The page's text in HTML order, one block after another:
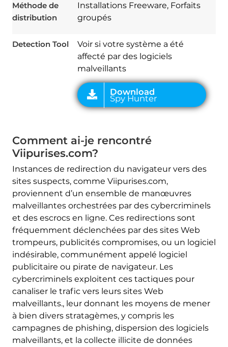
Méthode de
distribution
Installations Freeware, Forfaits
groupés
Detection Tool
Voir si votre système a été
affecté par des logiciels
malveillants
Comment ai-je rencontré
Viipurises.com?
Instances de redirection du navigateur vers des
sites suspects, comme Viipurises.com,
proviennent d’un ensemble de manœuvres
malveillantes orchestrées par des cybercriminels
et des escrocs en ligne. Ces redirections sont
fréquemment déclenchées par des sites Web
trompeurs, publicités compromises, ou un logiciel
indésirable, communément appelé logiciel
publicitaire ou pirate de navigateur. Les
cybercriminels exploitent ces tactiques pour
canaliser le trafic vers leurs sites Web
malveillants., leur donnant les moyens de mener
à bien divers stratagèmes, y compris les
campagnes de phishing, dispersion des logiciels
malveillants, et la collecte illicite de données